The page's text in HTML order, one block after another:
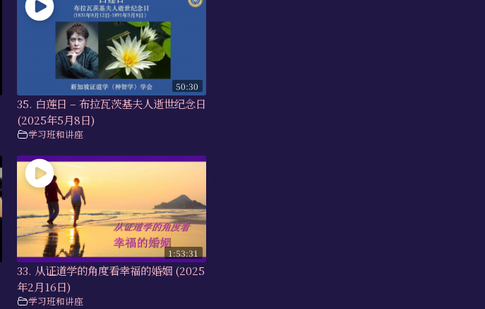
50:30
35. 白莲日 – 布拉瓦茨基夫人逝世纪念日
(2025年5月8日)
学习班和讲座
1:53:31
33. 从证道学的角度看幸福的婚姻 (2025
年2月16日)
学习班和讲座